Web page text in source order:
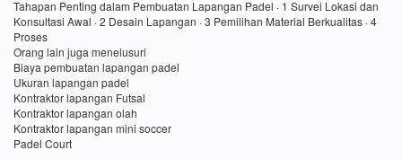
Tahapan Penting dalam Pembuatan Lapangan Padel · 1 Survei Lokasi dan
Konsultasi Awal · 2 Desain Lapangan · 3 Pemilihan Material Berkualitas · 4
Proses
Orang lain juga menelusuri
Biaya pembuatan lapangan padel
Ukuran lapangan padel
Kontraktor lapangan Futsal
Kontraktor lapangan olah
Kontraktor lapangan mini soccer
Padel Court